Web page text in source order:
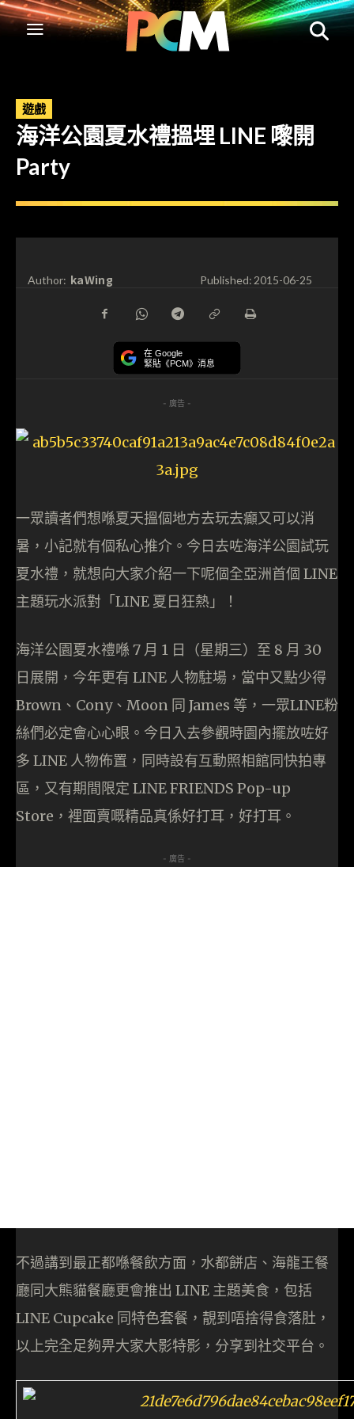
遊戲
海洋公園夏水禮搵埋 LINE 嚟開
Party
Author: kaWing Published:2015-06-25
在 Google
緊貼《PCM》消息
- 廣告 -
一眾讀者們想喺夏天搵個地方去玩去癲又可以消
暑，小記就有個私心推介。今日去咗海洋公園試玩
夏水禮，就想向大家介紹一下呢個全亞洲首個 LINE
主題玩水派對「LINE 夏日狂熱」！
海洋公園夏水禮喺 7 月 1 日（星期三）至 8 月 30
日展開，今年更有 LINE 人物駐場，當中又點少得
Brown、Cony、Moon 同 James 等，一眾LINE粉
絲們必定會心心眼。今日入去參觀時園內擺放咗好
多 LINE 人物佈置，同時設有互動照相館同快拍專
區，又有期間限定 LINE FRIENDS Pop-up
Store，裡面賣嘅精品真係好打耳，好打耳。
- 廣告 -
不過講到最正都喺餐飲方面，水都餅店、海龍王餐
廳同大熊貓餐廳更會推出 LINE 主題美食，包括
LINE Cupcake 同特色套餐，靚到唔捨得食落肚，
以上完全足夠畀大家大影特影，分享到社交平台。